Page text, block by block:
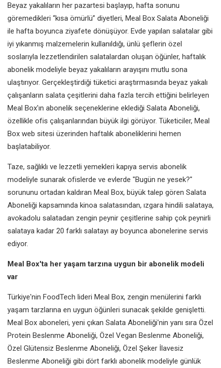
Beyaz yakalıların her pazartesi başlayıp, hafta sonunu
göremedikleri “kısa ömürlü” diyetleri, Meal Box Salata Aboneliği
ile hafta boyunca ziyafete dönüşüyor. Evde yapılan salatalar gibi
iyi yıkanmış malzemelerin kullanıldığı, ünlü şeflerin özel
soslarıyla lezzetlendirilen salatalardan oluşan öğünler, haftalık
abonelik modeliyle beyaz yakalıların arayışını mutlu sona
ulaştırıyor. Gerçekleştirdiği tüketici araştırmasında beyaz yakalı
çalışanların salata çeşitlerini daha fazla tercih ettiğini belirleyen
Meal Box'ın abonelik seçeneklerine eklediği Salata Aboneliği,
özellikle ofis çalışanlarından büyük ilgi görüyor. Tüketiciler, Meal
Box web sitesi üzerinden haftalık aboneliklerini hemen
başlatabiliyor.
Taze, sağlıklı ve lezzetli yemekleri kapıya servis abonelik
modeliyle sunarak ofislerde ve evlerde "Bugün ne yesek?"
sorununu ortadan kaldıran Meal Box, büyük talep gören Salata
Aboneliği kapsamında kinoa salatasından, ızgara hindili salataya,
avokadolu salatadan zengin peynir çeşitlerine sahip çok peynirli
salataya kadar 20 farklı salatayı ay boyunca abonelerine servis
ediyor.
Meal Box'ta her yaşam tarzına uygun bir abonelik modeli
var
Türkiye'nin FoodTech lideri Meal Box, zengin menülerini farklı
yaşam tarzlarına en uygun öğünleri sunacak şekilde genişletti.
Meal Box aboneleri, yeni çıkan Salata Aboneliği'nin yanı sıra Özel
Protein Beslenme Aboneliği, Özel Vegan Beslenme Aboneliği,
Özel Glütensiz Beslenme Aboneliği, Özel Şeker İlavesiz
Beslenme Aboneliği gibi dört farklı abonelik modeliyle günlük